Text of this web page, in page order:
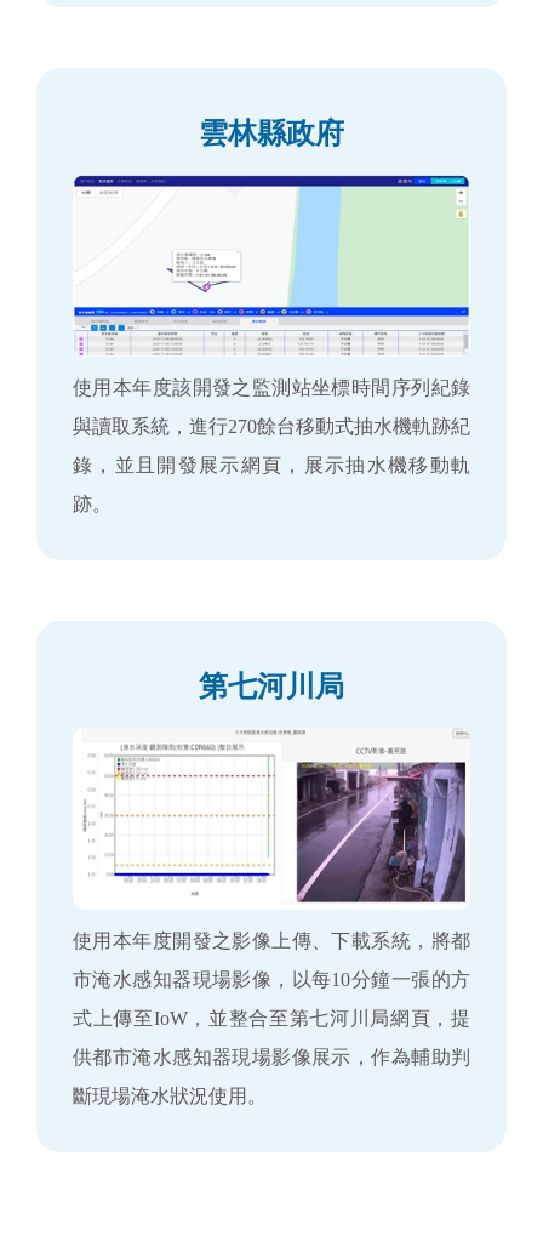
雲林縣政府
使用本年度該開發之監測站坐標時間序列紀錄
與讀取系統，進行270餘台移動式抽水機軌跡紀
錄，並且開發展示網頁，展示抽水機移動軌
跡。
第七河川局
使用本年度開發之影像上傳、下載系統，將都
市淹水感知器現場影像，以每10分鐘一張的方
式上傳至IoW，並整合至第七河川局網頁，提
供都市淹水感知器現場影像展示，作為輔助判
斷現場淹水狀況使用。